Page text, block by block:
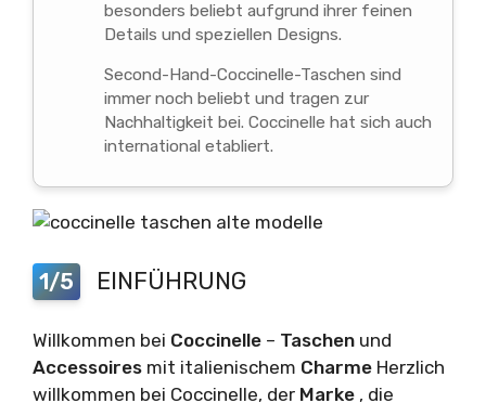
besonders beliebt aufgrund ihrer feinen
Details und speziellen Designs.
Second-Hand-Coccinelle-Taschen sind
immer noch beliebt und tragen zur
Nachhaltigkeit bei. Coccinelle hat sich auch
international etabliert.
1/5 EINFÜHRUNG
Willkommen bei Coccinelle – Taschen und
Accessoires mit italienischem Charme Herzlich
willkommen bei Coccinelle, der Marke , die